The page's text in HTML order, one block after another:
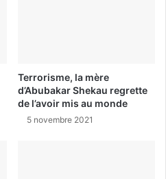
Terrorisme, la mère
d’Abubakar Shekau regrette
de l’avoir mis au monde
5 novembre 2021